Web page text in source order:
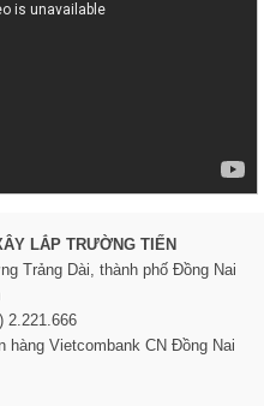
LẮP TRƯỜNG TIẾN
Trảng Dài, thành phố Đồng Nai
2.221.666
hàng Vietcombank CN Đồng Nai